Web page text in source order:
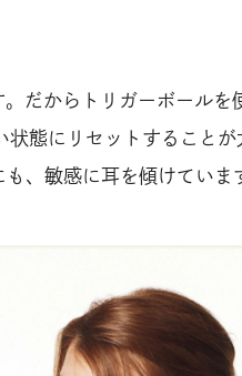
。だからトリガーボール
状態にリセットすること
、敏感に耳を傾けていま